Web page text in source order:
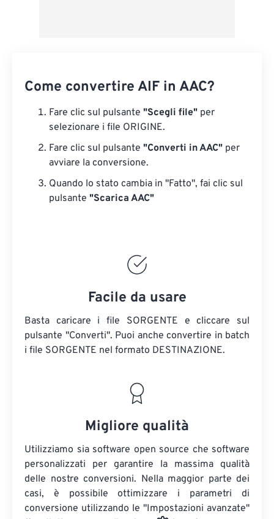
Come convertire AIF in AAC?
Fare clic sul pulsante "Scegli file" per
selezionare i file ORIGINE.
Fare clic sul pulsante "Converti in AAC" per
avviare la conversione.
Quando lo stato cambia in "Fatto", fai clic sul
pulsante "Scarica AAC"
Facile da usare
Basta caricare i file SORGENTE e cliccare sul
pulsante "Converti". Puoi anche convertire in batch
i file SORGENTE nel formato DESTINAZIONE.
Migliore qualità
Utilizziamo sia software open source che software
personalizzati per garantire la massima qualità
delle nostre conversioni. Nella maggior parte dei
casi, è possibile ottimizzare i parametri di
conversione utilizzando le "Impostazioni avanzate"